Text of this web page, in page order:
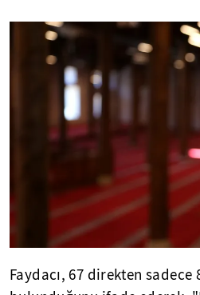
Faydacı, 67 direkten